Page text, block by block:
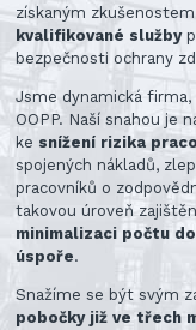
získaným
kvalifikované služby
bezpečnosti ochrany
Jsme dynamická
OOPP. Naší snahou je
ke snížení rizika
spojených nákladů,
pracovníků o
takovou úroveň
minimalizaci počtu
úspoře.
Snažíme se být svým
pobočky již ve třech